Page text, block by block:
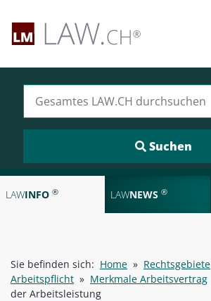
LAWINFO ® LAWNEWS ®
Sie befinden sich: Home » Rechtsgebiete
Arbeitspflicht » Merkmale Arbeitsvertrag
der Arbeitsleistung